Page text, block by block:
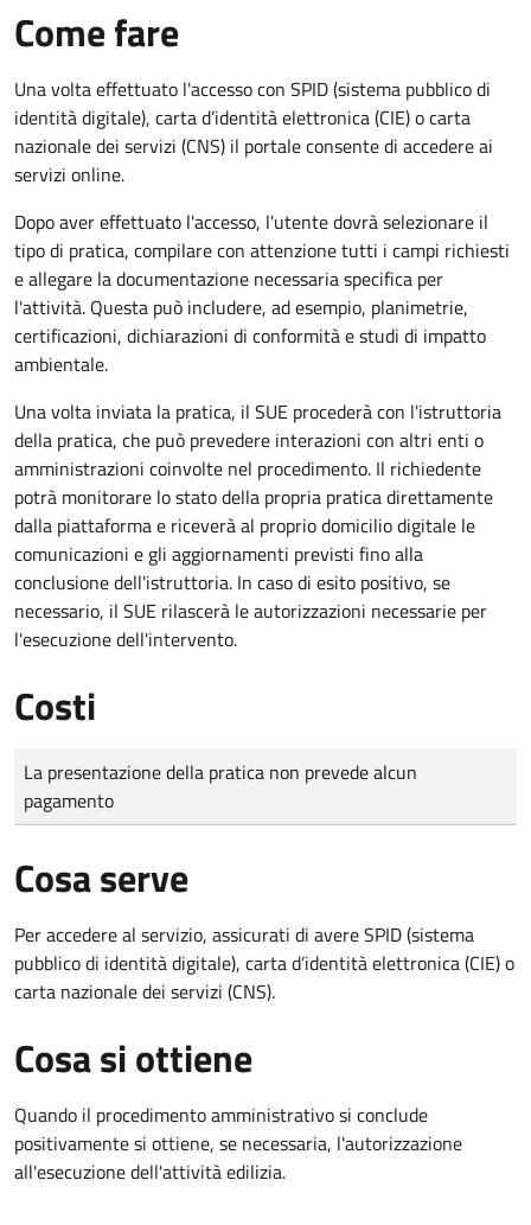
Come fare
Una volta effettuato l'accesso con SPID (sistema pubblico di
identità digitale), carta d’identità elettronica (CIE) o carta
nazionale dei servizi (CNS) il portale consente di accedere ai
servizi online.
Dopo aver effettuato l'accesso, l'utente dovrà selezionare il
tipo di pratica, compilare con attenzione tutti i campi richiesti
e allegare la documentazione necessaria specifica per
l'attività. Questa può includere, ad esempio, planimetrie,
certificazioni, dichiarazioni di conformità e studi di impatto
ambientale.
Una volta inviata la pratica, il SUE procederà con l'istruttoria
della pratica, che può prevedere interazioni con altri enti o
amministrazioni coinvolte nel procedimento. Il richiedente
potrà monitorare lo stato della propria pratica direttamente
dalla piattaforma e riceverà al proprio domicilio digitale le
comunicazioni e gli aggiornamenti previsti fino alla
conclusione dell'istruttoria. In caso di esito positivo, se
necessario, il SUE rilascerà le autorizzazioni necessarie per
l'esecuzione dell'intervento.
Costi
Tipo di pagamento
Importo
La presentazione della pratica non prevede alcun
pagamento
Cosa serve
Per accedere al servizio, assicurati di avere SPID (sistema
pubblico di identità digitale), carta d’identità elettronica (CIE) o
carta nazionale dei servizi (CNS).
Cosa si ottiene
Quando il procedimento amministrativo si conclude
positivamente si ottiene, se necessaria, l'autorizzazione
all'esecuzione dell'attività edilizia.